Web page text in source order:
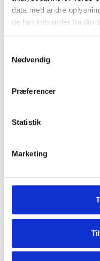
data med andre
de har indsamlet fra din
Nødvendig
Præferencer
Statistik
Marketing
Fortelte & udstyr